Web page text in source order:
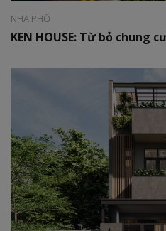
NHÀ PHỐ
KEN HOUSE: Từ bỏ chung